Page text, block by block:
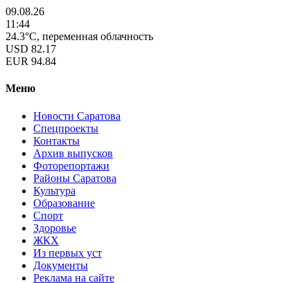
09.08.26
11:44
24.3°C, переменная облачность
USD 82.17
EUR 94.84
Меню
Новости Саратова
Спецпроекты
Контакты
Архив выпусков
Фоторепортажи
Районы Саратова
Культура
Образование
Спорт
Здоровье
ЖКХ
Из пеpвых уст
Документы
Реклама на сайте